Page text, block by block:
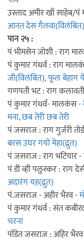
उस्ताद अमीर खाँ साहेब/पं
आनत देस गैलवा(विलंबित),
पान २५ :
पं भीमसेन जोशी : राग
पं कुमार गंधर्व : राग
जी(विलंबित), फूल बेहाग
गणपती भट : राग
पं कुमार गंधर्व- मालकंस -
मना, छब तेरी छब तेरी
पं जसराज : राग गुर्जरी
बरस उघर गयो मेहा(द्रुत)
पं जसराज : राग भटियार -
पं डी व्ही पलुस्कर : राग
अदारंग यह(द्रुत)
पं.जसराज - अहीर भैरव -
पं कुमार गंधर्व : संत
चरना
पंडित जसराज : अहिर